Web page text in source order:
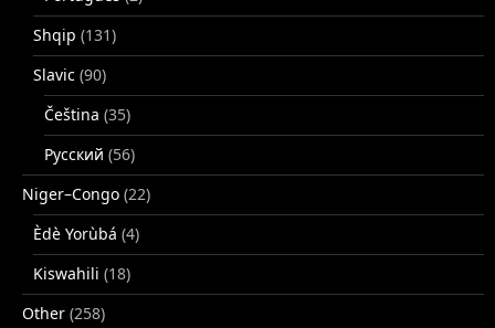
Shqip (131)
Slavic (90)
Čeština (35)
Русский (56)
Niger–Congo (22)
Èdè Yorùbá (4)
Kiswahili (18)
Other (258)